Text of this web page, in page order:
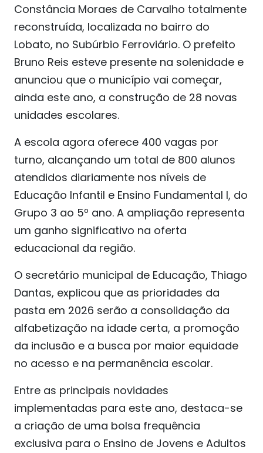
Constância Moraes de Carvalho totalmente
reconstruída, localizada no bairro do
Lobato, no Subúrbio Ferroviário. O prefeito
Bruno Reis esteve presente na solenidade e
anunciou que o município vai começar,
ainda este ano, a construção de 28 novas
unidades escolares.
A escola agora oferece 400 vagas por
turno, alcançando um total de 800 alunos
atendidos diariamente nos níveis de
Educação Infantil e Ensino Fundamental I, do
Grupo 3 ao 5º ano. A ampliação representa
um ganho significativo na oferta
educacional da região.
O secretário municipal de Educação, Thiago
Dantas, explicou que as prioridades da
pasta em 2026 serão a consolidação da
alfabetização na idade certa, a promoção
da inclusão e a busca por maior equidade
no acesso e na permanência escolar.
Entre as principais novidades
implementadas para este ano, destaca-se
a criação de uma bolsa frequência
exclusiva para o Ensino de Jovens e Adultos